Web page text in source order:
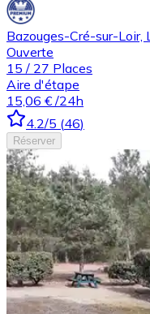
Bazouges-Cré-sur-Loir,
Ouverte
15 / 27 Places
Aire d'étape
15,06 € /24h
4.2/5 (46)
Réserver